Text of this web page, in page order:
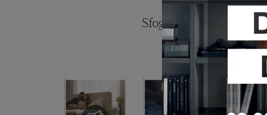
Sfoglia i cataloghi